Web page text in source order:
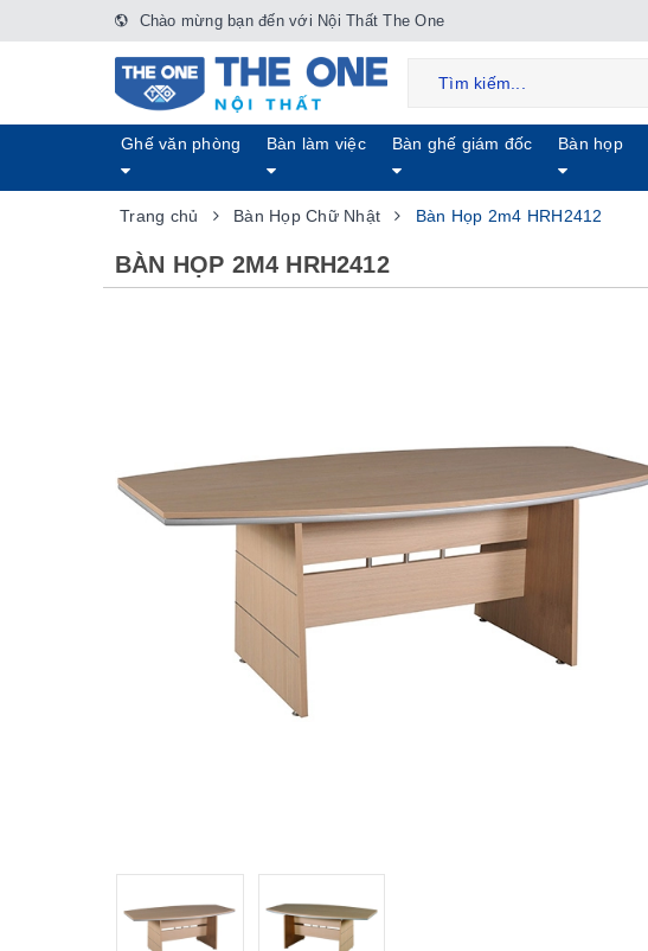
Chào mừng bạn đến với Nội Thất The One
Ghế văn phòng Bàn làm việc Bàn ghế giám đốc Bàn họp
Trang chủ Bàn Họp Chữ Nhật Bàn Họp 2m4 HRH2412
BÀN HỌP 2M4 HRH2412